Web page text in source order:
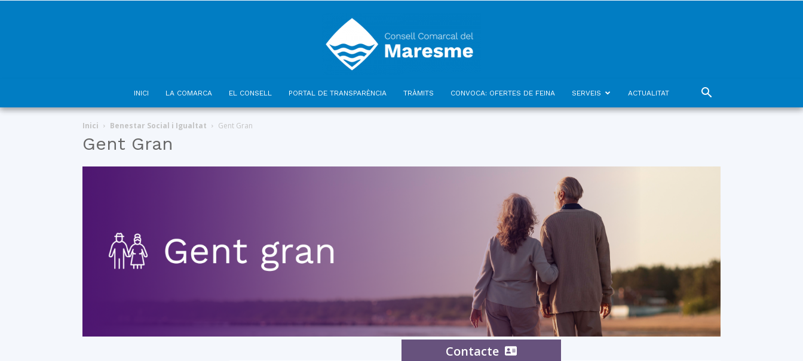
INICI LA COMARCA EL CONSELL PORTAL DE TRANSPARÈNCIA TRÀMITS CONVOCA: OFERTES DE FEINA SERVEIS ACTUALITAT
Inici Benestar Social i Igualtat Gent Gran
Gent Gran
Contacte